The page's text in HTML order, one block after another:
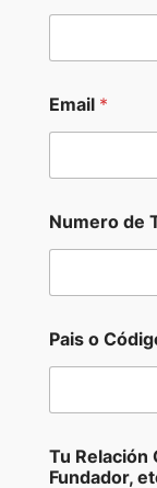
Email *
Numero de
Pais o
Tu Relación
Fundador,